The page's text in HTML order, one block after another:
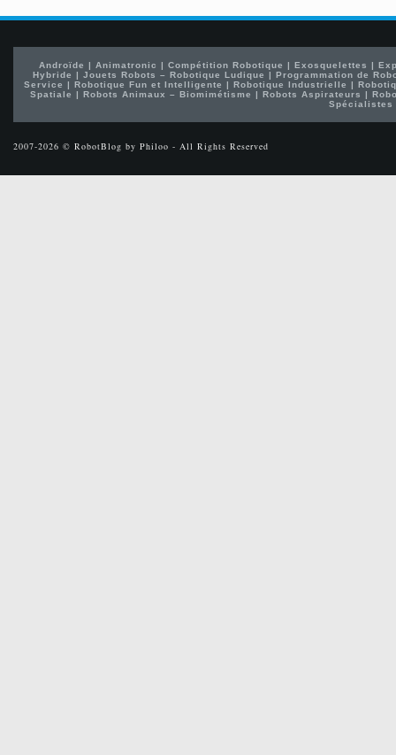
Androïde | Animatronic | Compétition Robotique | Exosquelettes |
Hybride |Jouets Robots – Robotique Ludique |Programmation de
Service | Robotique Fun et Intelligente | Robotique Industrielle |
Spatiale | Robots Animaux – Biomimétisme | Robots Aspirateurs |
Spécialistes
2007-2026 © RobotBlog by Philoo - All Rights Reserved